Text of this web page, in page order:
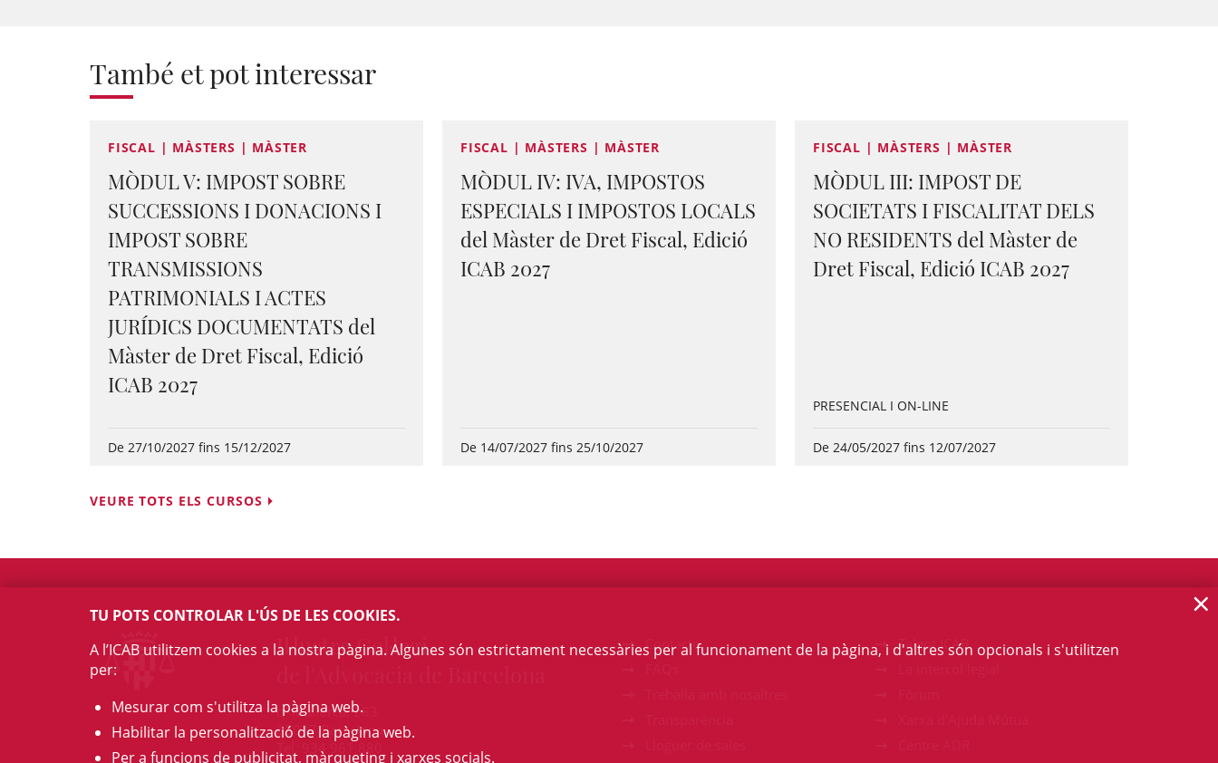
També et pot interessar
FISCAL | MÀSTERS | MÀSTER
MÒDUL V: IMPOST SOBRE
SUCCESSIONS I DONACIONS I
IMPOST SOBRE
TRANSMISSIONS
PATRIMONIALS I ACTES
JURÍDICS DOCUMENTATS del
Màster de Dret Fiscal, Edició
ICAB 2027
De 27/10/2027 fins 15/12/2027
FISCAL | MÀSTERS | MÀSTER
MÒDUL IV: IVA, IMPOSTOS
ESPECIALS I IMPOSTOS LOCALS
del Màster de Dret Fiscal, Edició
ICAB 2027
De 14/07/2027 fins 25/10/2027
FISCAL | MÀSTERS | MÀSTER
MÒDUL III: IMPOST DE
SOCIETATS I FISCALITAT DELS
NO RESIDENTS del Màster de
Dret Fiscal, Edició ICAB 2027
PRESENCIAL I ON-LINE
De 24/05/2027 fins 12/07/2027
VEURE TOTS ELS CURSOS
Il·lustre Col·legi
c/ Mallorca, 283
08037 Barcelona
Tel. 934 961 880
Contacte
Talent ICAB
TU POTS CONTROLAR L'ÚS DE LES COOKIES.
A l’ICAB utilitzem cookies a la nostra pàgina. Algunes són estrictament necessàries per al funcionament de la pàgina, i d'altres són opcionals i s'utilitzen
per:
Mesurar com s'utilitza la pàgina web.
Habilitar la personalització de la pàgina web.
Per a funcions de publicitat, màrqueting i xarxes socials.
×